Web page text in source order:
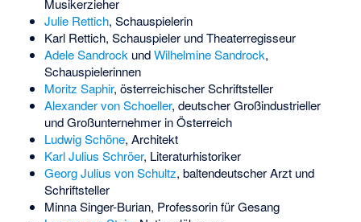
Musikerzieher
Julie Rettich, Schauspielerin
Karl Rettich, Schauspieler und Theaterregisseur
Adele Sandrock undWilhelmine Sandrock,
Schauspielerinnen
Moritz Saphir, österreichischer Schriftsteller
Alexander von Schoeller, deutscher Großindustrieller
und Großunternehmer in Österreich
Ludwig Schöne, Architekt
Karl Julius Schröer, Literaturhistoriker
Georg Julius von Schultz, baltendeutscher Arzt und
Schriftsteller
Minna Singer-Burian, Professorin für Gesang